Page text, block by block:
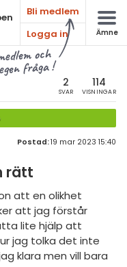
Bli medlem
Logga in
Ämne
medlem och
egen fråga !
2
SVAR
114
VISNINGAR
Postad:19 mar 2023 15:40
rätt
att en olikhet
att jag förstår
lite hjälp att
jag tolka det inte
klara men vill bara
ämnen
Alla trådar
Algebra
och Statistik
matematik